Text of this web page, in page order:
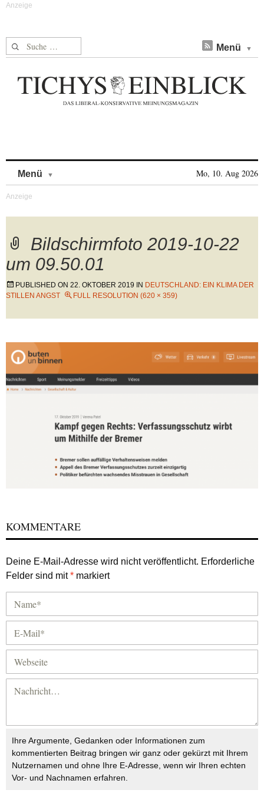
Suche nach: Menü
Menü Mo, 10. Aug 2026
Bildschirmfoto 2019-10-22
um 09.50.01
PUBLISHED ON 22. OKTOBER 2019 IN DEUTSCHLAND: EIN KLIMA DER
STILLEN ANGST
FULL RESOLUTION (620 × 359)
KOMMENTARE
Deine E-Mail-Adresse wird nicht veröffentlicht. Erforderliche
Felder sind mit* markiert
Ihre Argumente, Gedanken oder Informationen zum
kommentierten Beitrag bringen wir ganz oder gekürzt mit Ihrem
Nutzernamen und ohne Ihre E-Adresse, wenn wir Ihren echten
Vor- und Nachnamen erfahren.